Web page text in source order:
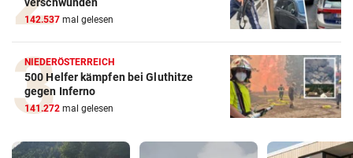
verschwunden
142.537 mal gelesen
NIEDERÖSTERREICH
500 Helfer kämpfen bei Gluthitze
gegen Inferno
141.272 mal gelesen